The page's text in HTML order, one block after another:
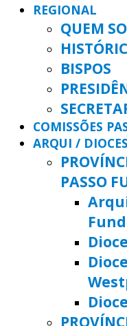
REGIONAL
QUEM
BISPOS
COMISSÕES
ARQUI /
PASSO